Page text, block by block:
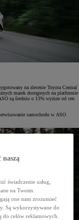
na zlecenie Toyota Central
marek dostępnych na platformie
są średnio o 13% wyższe od cen
samochodu w ASO
świadczenie usług,
na Twoim
one nam zrozumieć
Są wykorzystywane do
do celów reklamowych.